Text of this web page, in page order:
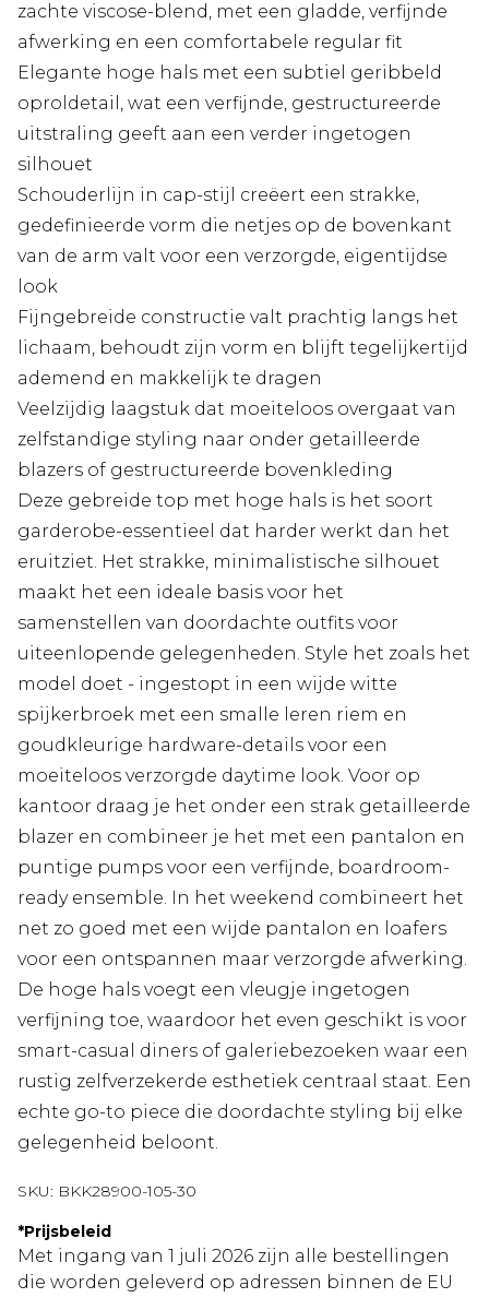
zachte viscose-blend, met een gladde, verfijnde
afwerking en een comfortabele regular fit
Elegante hoge hals met een subtiel geribbeld
oproldetail, wat een verfijnde, gestructureerde
uitstraling geeft aan een verder ingetogen
silhouet
Schouderlijn in cap-stijl creëert een strakke,
gedefinieerde vorm die netjes op de bovenkant
van de arm valt voor een verzorgde, eigentijdse
look
Fijngebreide constructie valt prachtig langs het
lichaam, behoudt zijn vorm en blijft tegelijkertijd
ademend en makkelijk te dragen
Veelzijdig laagstuk dat moeiteloos overgaat van
zelfstandige styling naar onder getailleerde
blazers of gestructureerde bovenkleding
Deze gebreide top met hoge hals is het soort
garderobe-essentieel dat harder werkt dan het
eruitziet. Het strakke, minimalistische silhouet
maakt het een ideale basis voor het
samenstellen van doordachte outfits voor
uiteenlopende gelegenheden. Style het zoals het
model doet - ingestopt in een wijde witte
spijkerbroek met een smalle leren riem en
goudkleurige hardware-details voor een
moeiteloos verzorgde daytime look. Voor op
kantoor draag je het onder een strak getailleerde
blazer en combineer je het met een pantalon en
puntige pumps voor een verfijnde, boardroom-
ready ensemble. In het weekend combineert het
net zo goed met een wijde pantalon en loafers
voor een ontspannen maar verzorgde afwerking.
De hoge hals voegt een vleugje ingetogen
verfijning toe, waardoor het even geschikt is voor
smart-casual diners of galeriebezoeken waar een
rustig zelfverzekerde esthetiek centraal staat. Een
echte go-to piece die doordachte styling bij elke
gelegenheid beloont.
SKU: BKK28900-105-30
*Prijsbeleid
Met ingang van 1 juli 2026 zijn alle bestellingen
die worden geleverd op adressen binnen de EU